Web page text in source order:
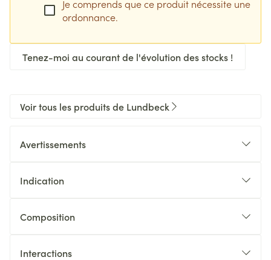
Je comprends que ce produit nécessite une
ordonnance.
Tenez-moi au courant de l'évolution des stocks !
Voir tous les produits de Lundbeck
Avertissements
Indication
Composition
Interactions